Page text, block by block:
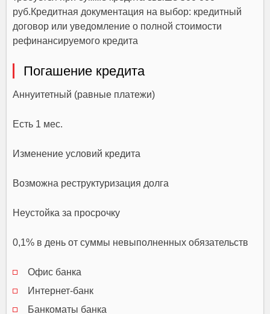
руб.Кредитная документация на выбор: кредитный
договор или уведомление о полной стоимости
рефинансируемого кредита
Погашение кредита
Аннуитетный (равные платежи)
Есть 1 мес.
Изменение условий кредита
Возможна реструктуризация долга
Неустойка за просрочку
0,1% в день от суммы невыполненных обязательств
Офис банка
Интернет-банк
Банкоматы банка